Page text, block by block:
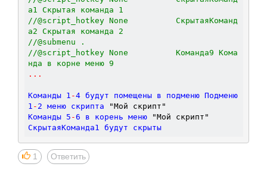
а1 Скрытая команда 1
//@script_hotkey None          СкрытаяКоманд
а2 Скрытая команда 2
//@submenu .
//@script_hotkey None          Команда9 Кома
нда в корне меню 9
. . .
Команды 1 -4
1 - 2 меню скрипта
"Мой скрипт"
Команды 5 -6 в корень меню
"Мой скрипт"
СкрытаяКоманда1
1 Ответить